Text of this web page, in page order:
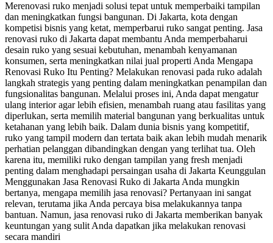
Merenovasi ruko menjadi solusi tepat untuk memperbaiki tampilan
dan meningkatkan fungsi bangunan. Di Jakarta, kota dengan
kompetisi bisnis yang ketat, memperbarui ruko sangat penting. Jasa
renovasi ruko di Jakarta dapat membantu Anda memperbaharui
desain ruko yang sesuai kebutuhan, menambah kenyamanan
konsumen, serta meningkatkan nilai jual properti Anda Mengapa
Renovasi Ruko Itu Penting? Melakukan renovasi pada ruko adalah
langkah strategis yang penting dalam meningkatkan penampilan dan
fungsionalitas bangunan. Melalui proses ini, Anda dapat mengatur
ulang interior agar lebih efisien, menambah ruang atau fasilitas yang
diperlukan, serta memilih material bangunan yang berkualitas untuk
ketahanan yang lebih baik. Dalam dunia bisnis yang kompetitif,
ruko yang tampil modern dan tertata baik akan lebih mudah menarik
perhatian pelanggan dibandingkan dengan yang terlihat tua. Oleh
karena itu, memiliki ruko dengan tampilan yang fresh menjadi
penting dalam menghadapi persaingan usaha di Jakarta Keunggulan
Menggunakan Jasa Renovasi Ruko di Jakarta Anda mungkin
bertanya, mengapa memilih jasa renovasi? Pertanyaan ini sangat
relevan, terutama jika Anda percaya bisa melakukannya tanpa
bantuan. Namun, jasa renovasi ruko di Jakarta memberikan banyak
keuntungan yang sulit Anda dapatkan jika melakukan renovasi
secara mandiri